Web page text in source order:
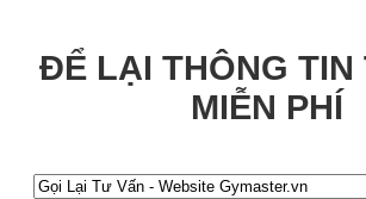
ĐỂ LẠI THÔNG TIN
MIỄN PHÍ